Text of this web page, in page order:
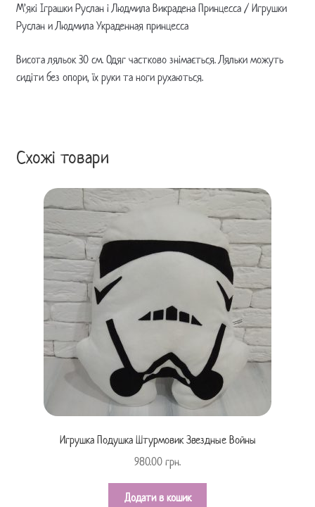
М’які Іграшки Руслан і Людмила Викрадена Принцесса / Игрушки
Руслан и Людмила Украденная принцесса
Висота ляльок 30 см. Одяг частково знімається. Ляльки можуть
сидіти без опори, їх руки та ноги рухаються.
Схожі товари
Игрушка Подушка Штурмовик Звездные Войны
980.00 грн.
Додати в кошик